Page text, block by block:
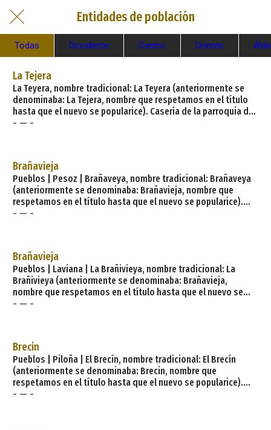
Entidades de población
Todas Occidente Centro Oriente
La Tejera
La Teyera, nombre tradicional: La Teyera (anteriormente se
denominaba: La Tejera, nombre que respetamos en el título
hasta que el nuevo se popularice). Casería de la parroquia de
Urbiés (Mieres). Dista 13,80 km de la capital municipal (Mieres
- — -
Brañavieja
Pueblos | Pesoz | Brañaveya, nombre tradicional: Brañaveya
(anteriormente se denominaba: Brañavieja, nombre que
respetamos en el título hasta que el nuevo se popularice).
Aldea de la parroquia de Pezós - Pesoz (Pesoz). Dista 9,70 km
principales. El municipio
- — -
Brañavieja
Pueblos | Laviana | La Brañivieya, nombre tradicional: La
Brañivieya (anteriormente se denominaba: Brañavieja,
nombre que respetamos en el título hasta que el nuevo se
popularice). Aldea de la parroquia de Tolivia (Laviana). Dista
principales y 2 viviendas no principale
- — -
Brecin
Pueblos | Piloña | El Brecín, nombre tradicional: El Brecín
(anteriormente se denominaba: Brecin, nombre que
respetamos en el título hasta que el nuevo se popularice).
Aldea de la parroquia de Pintueles (Piloña). Dista 5,00 km de
- — -